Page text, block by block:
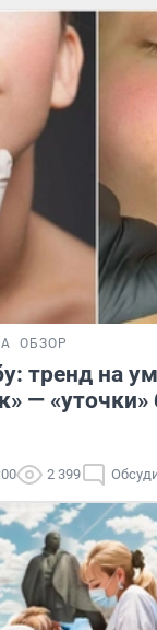
ОБЗОР
тренд на
— «уточки»
2 399